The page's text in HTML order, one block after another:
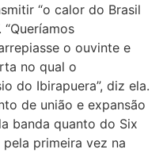
“o calor do Brasil
o ouvinte e
no qual o
do Ibirapuera”, diz ela.
de união e expansão
banda quanto do Six
primeira vez na